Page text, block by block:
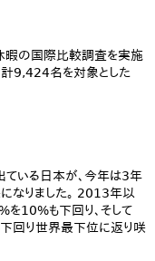
暇の国際比較調査を実施
9,424名を対象とした
いる日本が、今年は3年
なりました。 2013年以
10%も下回り、そして
回り世界最下位に返り咲